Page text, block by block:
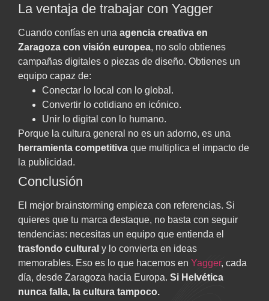
La ventaja de trabajar con Yagger
Cuando confías en una agencia creativa en
Zaragoza con visión europea, no solo obtienes
campañas digitales o piezas de diseño. Obtienes un
equipo capaz de:
Conectar lo local con lo global.
Convertir lo cotidiano en icónico.
Unir lo digital con lo humano.
Porque la cultura general no es un adorno, es una
herramienta competitiva que multiplica el impacto de
la publicidad.
Conclusión
El mejor brainstorming empieza con referencias. Si
quieres que tu marca destaque, no basta con seguir
tendencias: necesitas un equipo que entienda el
trasfondo cultural y lo convierta en ideas
memorables. Eso es lo que hacemos en Yagger, cada
día, desde Zaragoza hacia Europa. Si Helvética
nunca falla, la cultura tampoco.